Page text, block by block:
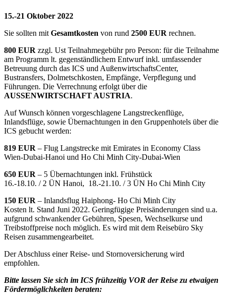
15.-21 Oktober 2022
Sie sollten mit Gesamtkosten von rund 2500 EUR rechnen.
800 EUR zzgl. Ust Teilnahmegebühr pro Person: für die Teilnahme
am Programm lt. gegenständlichem Entwurf inkl. umfassender
Betreuung durch das ICS und AußenwirtschaftsCenter,
Bustransfers, Dolmetschkosten, Empfänge, Verpflegung und
Führungen. Die Verrechnung erfolgt über die
AUSSENWIRTSCHAFT AUSTRIA.
Auf Wunsch können vorgeschlagene Langstreckenflüge,
Inlandsflüge, sowie Übernachtungen in den Gruppenhotels über die
ICS gebucht werden:
819 EUR – Flug Langstrecke mit Emirates in Economy Class
Wien-Dubai-Hanoi und Ho Chi Minh City-Dubai-Wien
650 EUR – 5 Übernachtungen inkl. Frühstück
16.-18.10. / 2 ÜN Hanoi, 18.-21.10. / 3 ÜN Ho Chi Minh City
150 EUR – Inlandsflug Haiphong- Ho Chi Minh City
Kosten lt. Stand Juni 2022. Geringfügige Preisänderungen sind u.a.
aufgrund schwankender Gebühren, Spesen, Wechselkurse und
Treibstoffpreise noch möglich. Es wird mit dem Reisebüro Sky
Reisen zusammengearbeitet.
Der Abschluss einer Reise- und Stornoversicherung wird
empfohlen.
Bitte lassen Sie sich im ICS frühzeitig VOR der Reise zu etwaigen
Fördermöglichkeiten beraten: